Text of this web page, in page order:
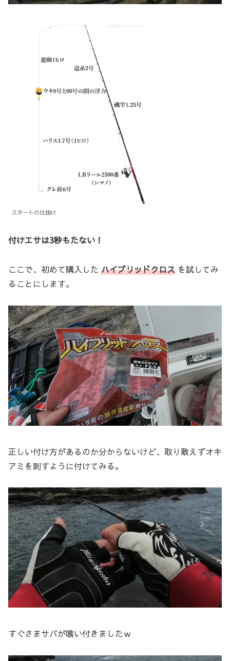
スタートの仕掛け
付けエサは3秒もたない！
ここで、初めて購入した ハイブリッドクロス を試してみ
ることにします。
正しい付け方があるのか分からないけど、取り敢えずオキ
アミを刺すように付けてみる。
すぐさまサバが喰い付きましたｗ